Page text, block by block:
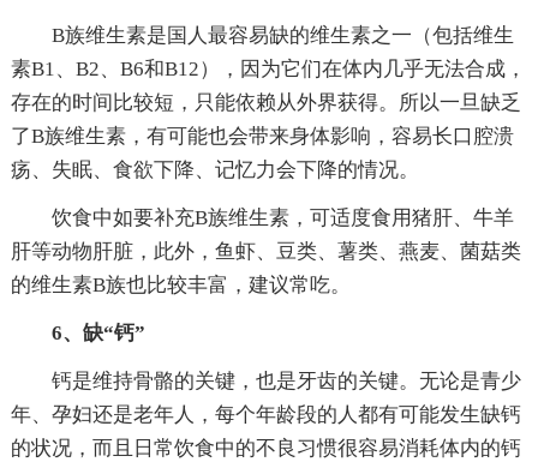
B族维生素是国人最容易缺的维生素之一（包括维生
素B1、B2、B6和B12），因为它们在体内几乎无法合成，
存在的时间比较短，只能依赖从外界获得。所以一旦缺乏
了B族维生素，有可能也会带来身体影响，容易长口腔溃
疡、失眠、食欲下降、记忆力会下降的情况。
饮食中如要补充B族维生素，可适度食用猪肝、牛羊
肝等动物肝脏，此外，鱼虾、豆类、薯类、燕麦、菌菇类
的维生素B族也比较丰富，建议常吃。
6、缺“钙”
钙是维持骨骼的关键，也是牙齿的关键。无论是青少
年、孕妇还是老年人，每个年龄段的人都有可能发生缺钙
的状况，而且日常饮食中的不良习惯很容易消耗体内的钙